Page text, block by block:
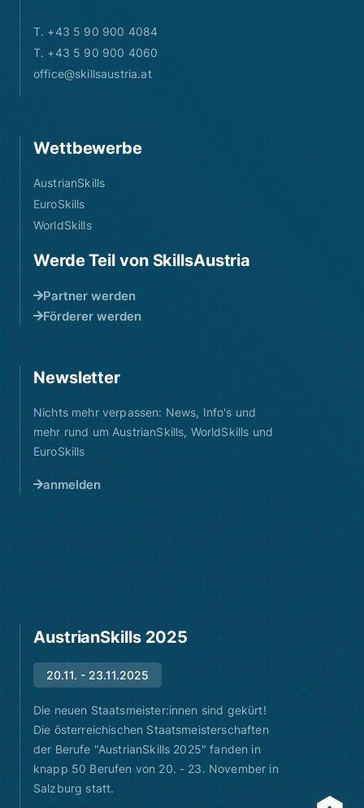
T. +43 5 90 900 4084
T. +43 5 90 900 4060
office@skillsaustria.at
Wettbewerbe
AustrianSkills
EuroSkills
WorldSkills
Werde Teil von SkillsAustria
Partner werden
Förderer werden
Newsletter
Nichts mehr verpassen: News, Info's und
mehr rund um AustrianSkills, WorldSkills und
EuroSkills
anmelden
AustrianSkills 2025
20.11. - 23.11.2025
Die neuen Staatsmeister:innen sind gekürt!
Die österreichischen Staatsmeisterschaften
der Berufe "AustrianSkills 2025" fanden in
knapp 50 Berufen von 20. - 23. November in
Salzburg statt.